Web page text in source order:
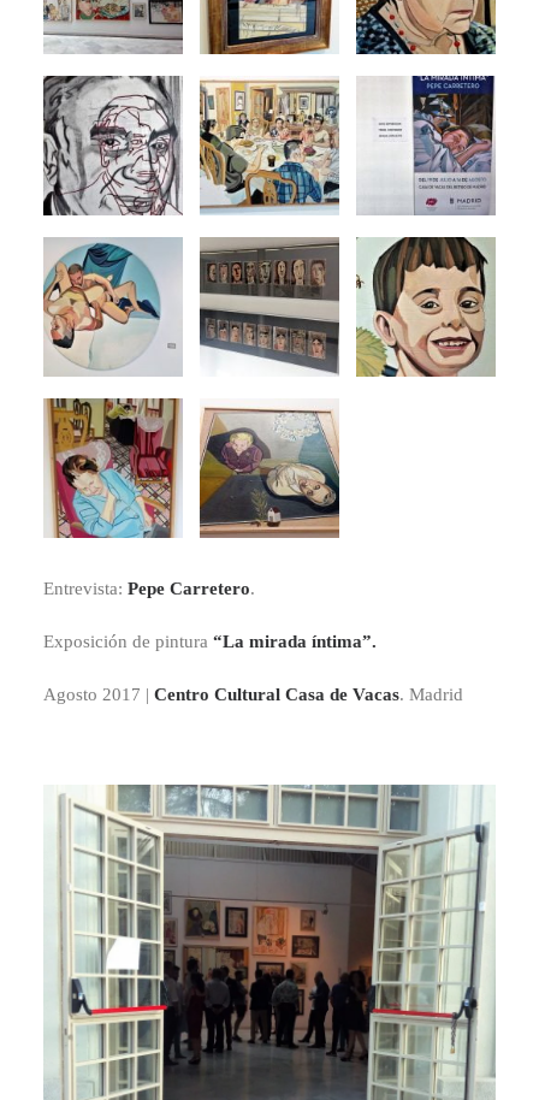
Entrevista: Pepe Carretero.
Exposición de pintura “La mirada íntima”.
Agosto 2017 | Centro Cultural Casa de Vacas. Madrid